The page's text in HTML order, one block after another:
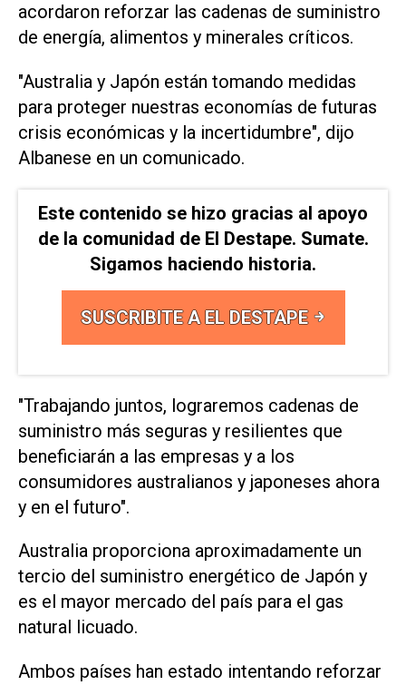
acordaron reforzar las cadenas de suministro
de energía, alimentos ​y minerales críticos.
"Australia ⁠y Japón están tomando medidas
para proteger nuestras economías ‌de futuras
crisis económicas y la incertidumbre", ⁠dijo
Albanese en un comunicado.
Este contenido se hizo gracias al apoyo
de la comunidad de El Destape. Sumate.
Sigamos haciendo historia.
SUSCRIBITE A EL DESTAPE
"Trabajando juntos, ⁠lograremos cadenas de
suministro más seguras y resilientes que
beneficiarán a las empresas y a los
consumidores australianos y japoneses ⁠ahora
y en el futuro".
Australia proporciona aproximadamente un ​
tercio del suministro energético de Japón y
‌es el mayor mercado del ‌país para el gas
natural licuado.
Ambos países han estado ⁠intentando reforzar